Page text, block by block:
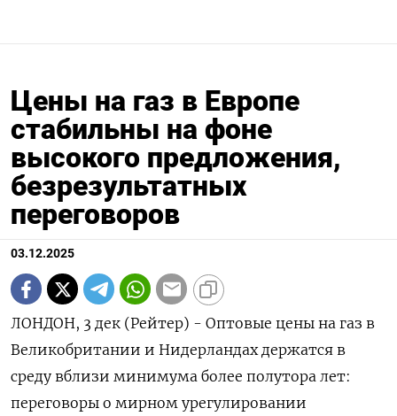
Цены на газ в Европе
стабильны на фоне
высокого предложения,
безрезультатных
переговоров
03.12.2025
ЛОНДОН, 3 дек (Рейтер) - Оптовые цены на газ в
Великобритании и Нидерландах держатся в
среду вблизи минимума более полутора лет:
переговоры о мирном урегулировании